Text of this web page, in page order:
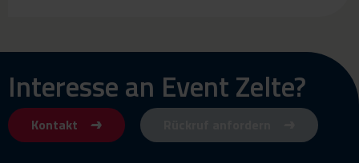
Interesse an Event Zelte?
Kontakt